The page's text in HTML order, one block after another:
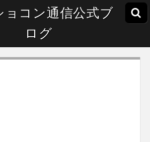
ョコン通信公式ブ
ログ